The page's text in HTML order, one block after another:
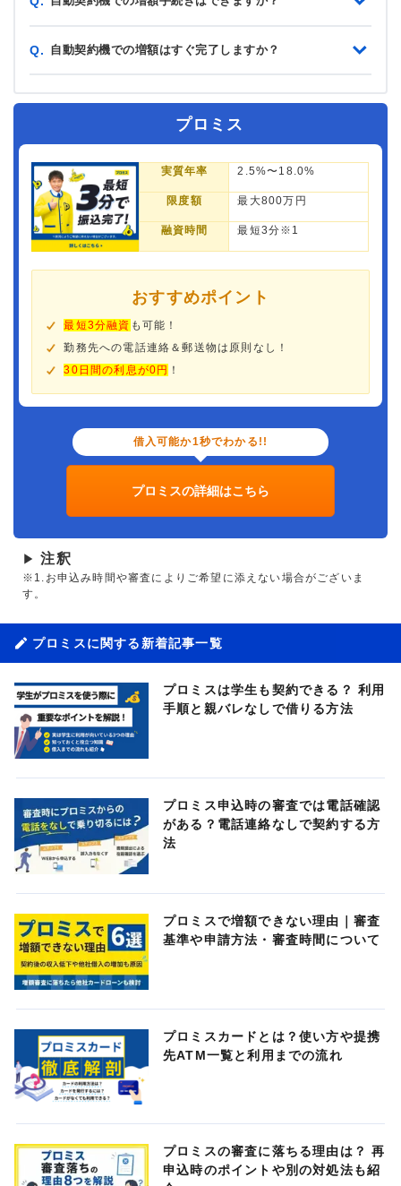
Q. 自動契約機での増額はすぐ完了しますか？
プロミス
実質年率 2.5%〜18.0%
限度額 最大800万円
融資時間 最短3分※1
おすすめポイント
最短3分融資 も可能！
勤務先への電話連絡＆郵送物は原則なし！
30日間の利息が0円 ！
借入可能か1秒でわかる!!
プロミスの詳細はこちら
▶ 注釈
※1.お申込み時間や審査によりご希望に添えない場合がございま
す。
プロミスに関する新着記事一覧
プロミスは学生も契約できる？ 利用
手順と親バレなしで借りる方法
プロミス申込時の審査では電話確認
がある？電話連絡なしで契約する方
法
プロミスで増額できない理由｜審査
基準や申請方法・審査時間について
プロミスカードとは？使い方や提携
先ATM一覧と利用までの流れ
プロミスの審査に落ちる理由は？ 再
申込時のポイントや別の対処法も紹